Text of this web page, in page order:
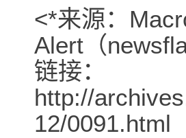
<*来源：
Alert（
链接：
http://
12/0091.html